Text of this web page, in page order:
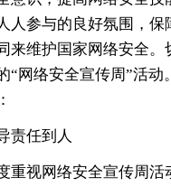
人参与的良好氛围，保
来维护国家网络安全。
“网络安全宣传周”活动
责任到人
重视网络安全宣传周活